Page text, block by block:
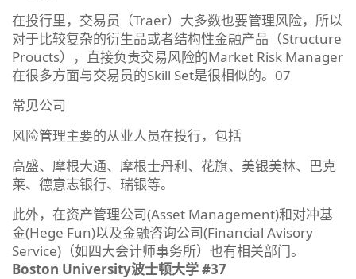
在投行里，交易员（Traer）大多数也要管理风险，所以
对于比较复杂的衍生品或者结构性金融产品（Structure
Proucts），直接负责交易风险的Market Risk Manager
在很多方面与交易员的Skill Set是很相似的。07
常见公司
风险管理主要的从业人员在投行，包括
高盛、摩根大通、摩根士丹利、花旗、美银美林、巴克
莱、德意志银行、瑞银等。
此外，在资产管理公司(Asset Management)和对冲基
金(Hege Fun)以及金融咨询公司(Financial Avisory
Service)（如四大会计师事务所）也有相关部门。
Boston University波士顿大学 #37